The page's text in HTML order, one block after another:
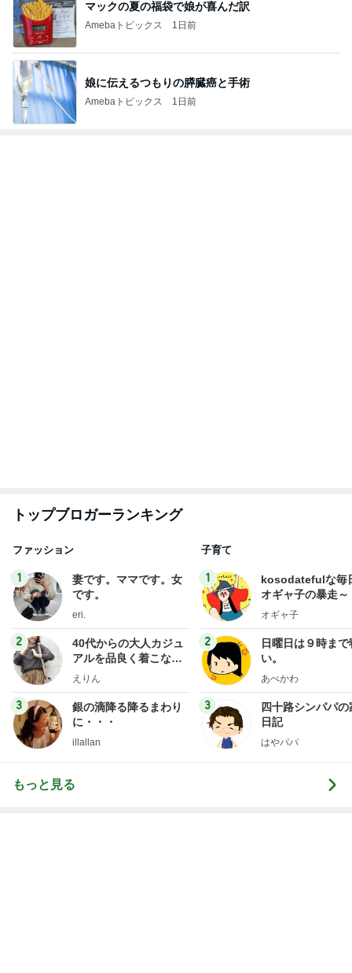
マックの夏の福袋で娘が喜んだ訳
Amebaトピックス 1日前
娘に伝えるつもりの膵臓癌と手術
Amebaトピックス 1日前
トップブロガーランキング
ファッション
1
妻です。ママです。女
です。
eri.
2
40代からの大人カジュ
アルを品良く着こなす
ファッションブログ
えりん
3
銀の滴降る降るまわり
に・・・
illallan
子育て
1
kosodatefulな毎
オギャ子の暴走～
オギャ子
2
日曜日は９時まで
い。
あべかわ
3
四十路シンパパの
日記
はやパパ
もっと見る